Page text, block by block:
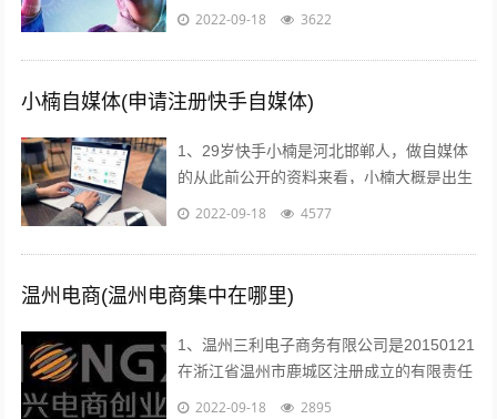
师生情感交流，及时反馈和引导，从而有效
2022-09-18 3622
小楠自媒体(申请注册快手自媒体)
1、29岁快手小楠是河北邯郸人，做自媒体
的从此前公开的资料来看，小楠大概是出生
于1993年的美女，如今29岁上下。...
2022-09-18 4577
温州电商(温州电商集中在哪里)
1、温州三利电子商务有限公司是20150121
在浙江省温州市鹿城区注册成立的有限责任
公司自然人投资或控股，注册地址位于温州
2022-09-18 2895